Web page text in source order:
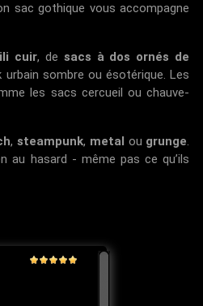
sac gothique vous accompagne
cuir, de sacs à dos ornés de
urbain sombre ou ésotérique. Les
les sacs cercueil ou chauve-
, steampunk, metal ou grunge.
au hasard - même pas ce qu’ils